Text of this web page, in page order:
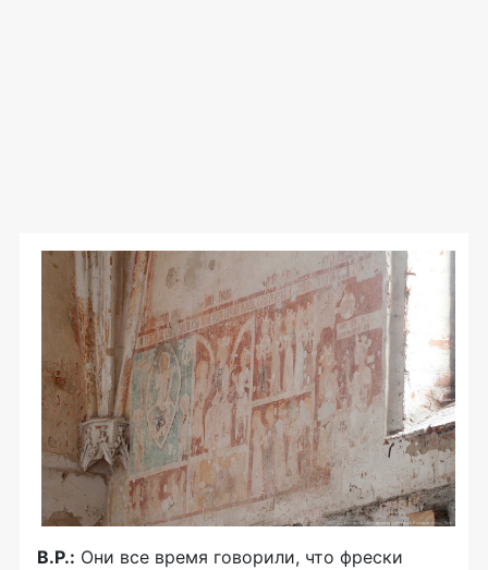
В.Р.: Они все время говорили, что фрески